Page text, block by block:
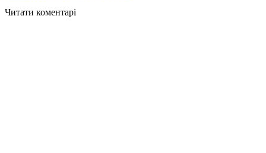
Читати коментарі